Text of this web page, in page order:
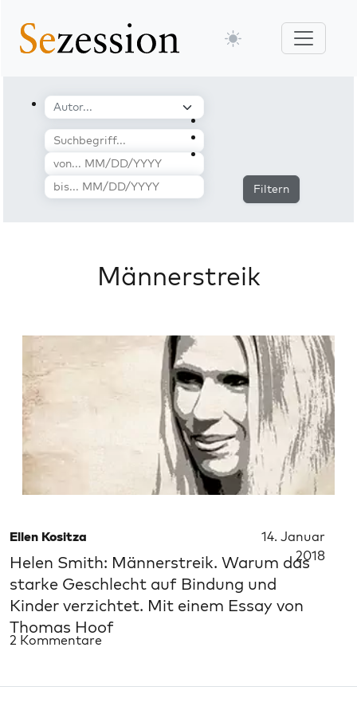
Filtern
Männerstreik
Ellen Kositza
14. Januar
2018
Helen Smith: Männerstreik. Warum das
starke Geschlecht auf Bindung und
Kinder verzichtet. Mit einem Essay von
Thomas Hoof
2 Kommentare